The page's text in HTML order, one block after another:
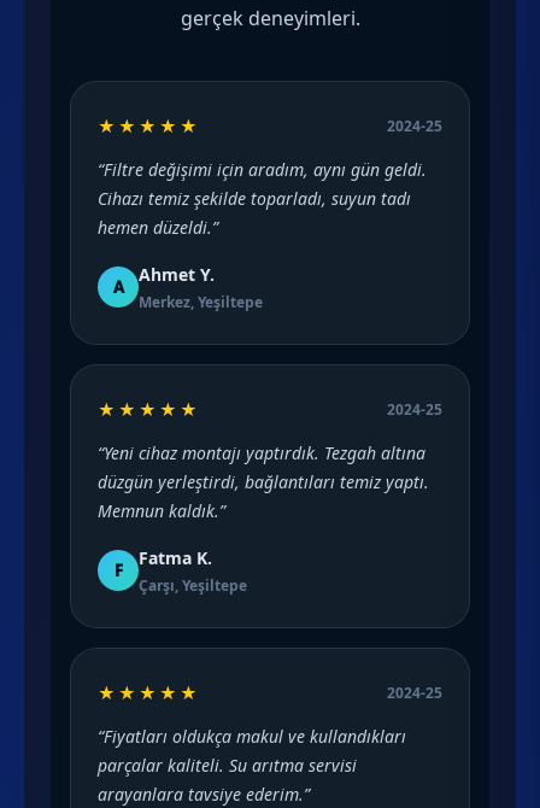
gerçek deneyimleri.
★★★★★ 2024-25
“Filtre değişimi için aradım, aynı gün geldi.
Cihazı temiz şekilde toparladı, suyun tadı
hemen düzeldi.”
A
Ahmet Y.
Merkez, Yeşiltepe
★★★★★ 2024-25
“Yeni cihaz montajı yaptırdık. Tezgah altına
düzgün yerleştirdi, bağlantıları temiz yaptı.
Memnun kaldık.”
F
Fatma K.
Çarşı, Yeşiltepe
★★★★★ 2024-25
“Fiyatları oldukça makul ve kullandıkları
parçalar kaliteli. Su arıtma servisi
arayanlara tavsiye ederim.”